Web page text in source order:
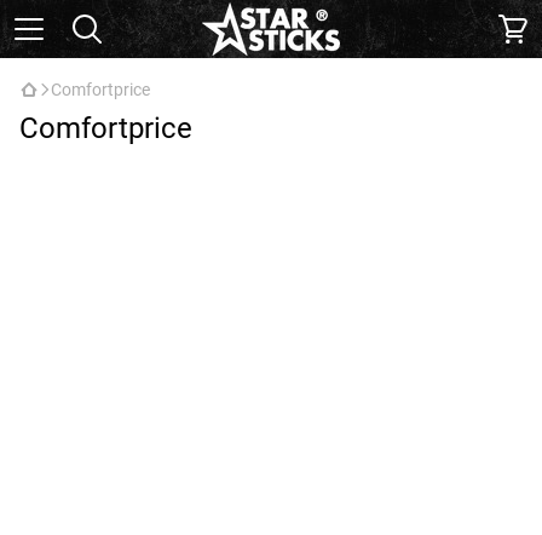
Comfortprice
Comfortprice